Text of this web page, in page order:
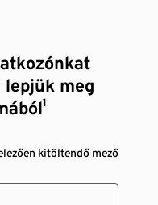
lepjük meg
kitöltendő mező